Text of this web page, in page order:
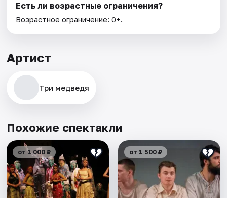
Есть ли возрастные ограничения?
Возрастное ограничение: 0+.
Артист
Три медведя
Похожие спектакли
от 1 000 ₽ от 1 500 ₽